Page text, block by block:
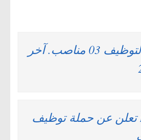
شركة الناظور غرب المتوسط : مباريات لتوظيف 03 مناصب. آخر
شركة MARELLI MOROCCO TANGER تعلن عن حملة توظيف